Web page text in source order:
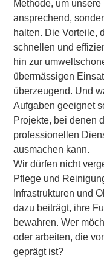
Methode, um
ansprechend,
halten. Die Vorteile,
schnellen und
hin zur
übermässigen
überzeugend. Und
Aufgaben geeignet
Projekte, bei denen
professionellen
ausmachen kann.
Wir dürfen nicht
Pflege und
Infrastrukturen und
dazu beiträgt, ihre
bewahren. Wer
oder arbeiten, die
geprägt ist?